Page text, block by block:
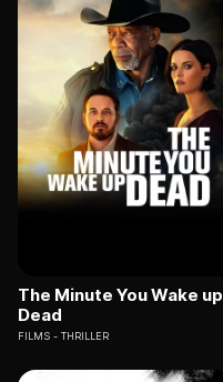
The Minute You Wake up
Dead
FILMS THRILLER